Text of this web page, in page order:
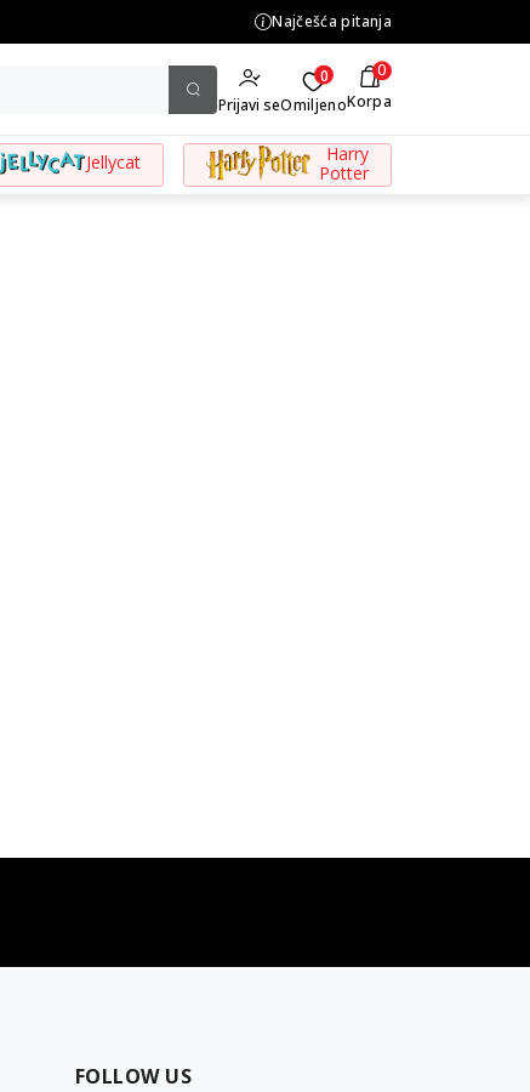
Najčešća pitanja
Prijavi se
0
Omiljeno
0
Korpa
Jellycat
Harry
Potter
FOLLOW US